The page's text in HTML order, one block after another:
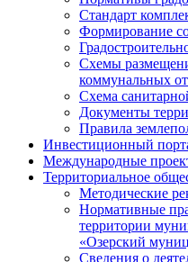
Стандарт
Формирование
Схемы
коммунальных
Схема
Документы
Правила
Инвестиционный
Международные
Территориальное
Методические
Нормативные
территории
«Озерский
Сведения о